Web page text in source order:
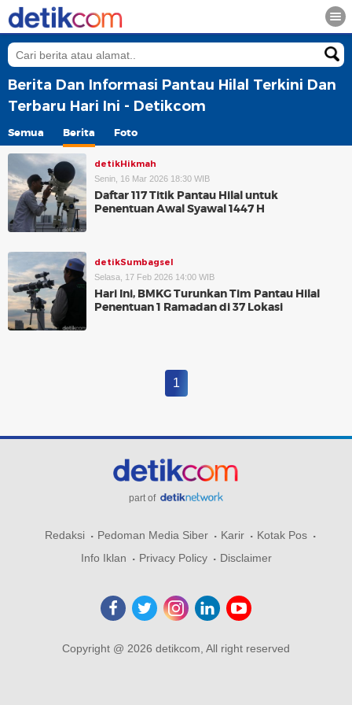
Berita Dan Informasi Pantau Hilal Terkini Dan
Terbaru Hari Ini - Detikcom
Semua Berita Foto
detikHikmah
Senin, 16 Mar 2026 18:30 WIB
Daftar 117 Titik Pantau Hilal untuk
Penentuan Awal Syawal 1447 H
detikSumbagsel
Selasa, 17 Feb 2026 14:00 WIB
Hari Ini, BMKG Turunkan Tim Pantau Hilal
Penentuan 1 Ramadan di 37 Lokasi
1
part of
Redaksi Pedoman Media Siber Karir
Kotak Pos
Info Iklan
Privacy Policy Disclaimer
Copyright @ 2026 detikcom, All right reserved